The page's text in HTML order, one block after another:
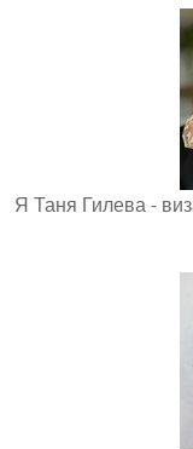
Я Таня Гилева -